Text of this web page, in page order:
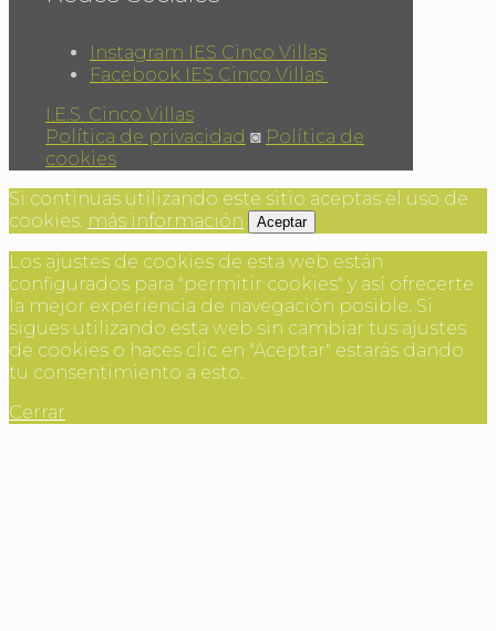
Instagram IES Cinco Villas
Facebook IES Cinco Villas
I.E.S. Cinco Villas
Política de privacidad ◙ Política de
cookies
Si continuas utilizando este sitio aceptas el uso de
cookies. más información Aceptar
Los ajustes de cookies de esta web están
configurados para "permitir cookies" y así ofrecerte
la mejor experiencia de navegación posible. Si
sigues utilizando esta web sin cambiar tus ajustes
de cookies o haces clic en "Aceptar" estarás dando
tu consentimiento a esto.
Cerrar